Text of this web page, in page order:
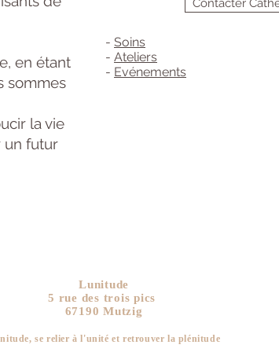
en étant
sommes
la vie
un futur
Contacter
- Soins
- Ateliers
- Evénements
Lunitude
5 rue des trois pics
67190 Mutzig
se relier à l'unité et retrouver la plénitude